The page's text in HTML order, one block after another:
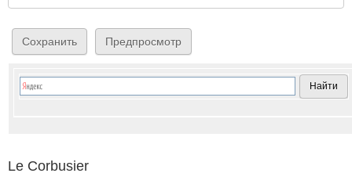
Le Corbusier